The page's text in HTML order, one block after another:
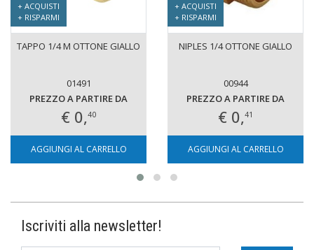
+ ACQUISTI
+ RISPARMI
TAPPO 1/4 M OTTONE GIALLO
01491
PREZZO A PARTIRE DA
€ 0,40
AGGIUNGI AL CARRELLO
+ ACQUISTI
+ RISPARMI
NIPLES 1/4 OTTONE GIALLO
00944
PREZZO A PARTIRE DA
€ 0,41
AGGIUNGI AL CARRELLO
Iscriviti alla newsletter!